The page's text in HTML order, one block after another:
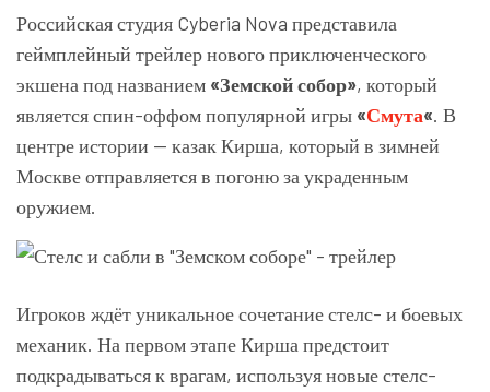
Российская студия Cyberia Nova представила
геймплейный трейлер нового приключенческого
экшена под названием «Земской собор», который
является спин-оффом популярной игры «Смута«. В
центре истории — казак Кирша, который в зимней
Москве отправляется в погоню за украденным
оружием.
Игроков ждёт уникальное сочетание стелс- и боевых
механик. На первом этапе Кирша предстоит
подкрадываться к врагам, используя новые стелс-